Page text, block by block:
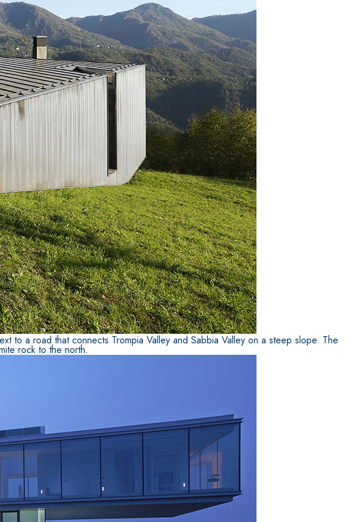
to a road that connects Trompia Valley and Sabbia Valley on a steep slope. The
rock to the north.